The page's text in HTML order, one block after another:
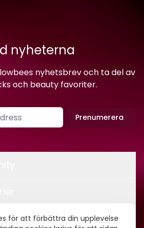
för att förbättra din upplevelse
nyheterna
nyhetsbrev och ta del av
och beauty favoriter.
Prenumerera